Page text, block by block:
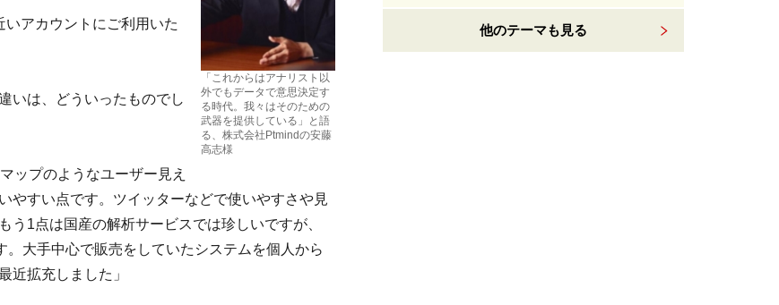
「これからはアナリスト以
外でもデータで意思決定す
る時代。我々はそのための
武器を提供している」と語
る、株式会社Ptmindの安藤
高志様
いアカウントにご利用いた
いは、どういったものでし
ップのようなユーザー見え
やすい点です。ツイッターなどで使いやすさや見
1点は国産の解析サービスでは珍しいですが、
大手中心で販売をしていたシステムを個人から
近拡充しました」
他のテーマも見る